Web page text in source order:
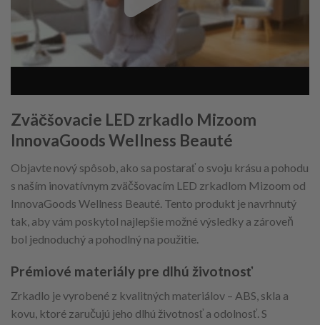
Zväčšovacie LED zrkadlo Mizoom
InnovaGoods Wellness Beauté
Objavte nový spôsob, ako sa postarať o svoju krásu a pohodu
s naším inovatívnym zväčšovacím LED zrkadlom Mizoom od
InnovaGoods Wellness Beauté. Tento produkt je navrhnutý
tak, aby vám poskytol najlepšie možné výsledky a zároveň
bol jednoduchý a pohodlný na použitie.
Prémiové materiály pre dlhú životnosť
Zrkadlo je vyrobené z kvalitných materiálov – ABS, skla a
kovu, ktoré zaručujú jeho dlhú životnosť a odolnosť. S